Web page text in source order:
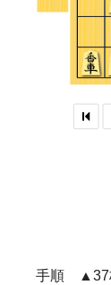
手順 ▲37